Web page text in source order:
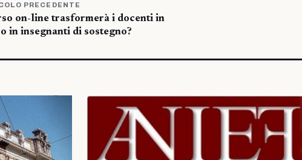
PRECEDENTE
on-line trasformerà i docenti in
in insegnanti di sostegno?